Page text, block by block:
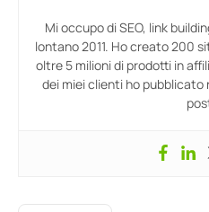
Mi occupo di SEO, link
lontano 2011. Ho creato 200
oltre 5 milioni di prodotti in
dei miei clienti ho